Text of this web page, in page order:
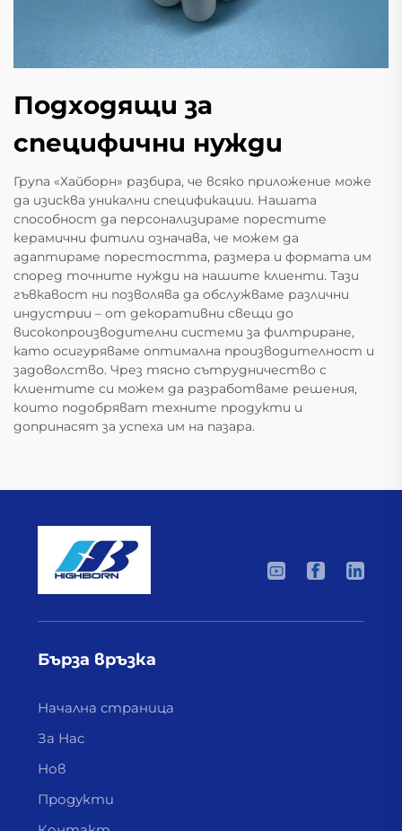
Подходящи за
специфични нужди
Група «Хайборн» разбира, че всяко приложение може
да изисква уникални спецификации. Нашата
способност да персонализираме порестите
керамични фитили означава, че можем да
адаптираме порестостта, размера и формата им
според точните нужди на нашите клиенти. Тази
гъвкавост ни позволява да обслужваме различни
индустрии – от декоративни свещи до
високопроизводителни системи за филтриране,
като осигуряваме оптимална производителност и
задоволство. Чрез тясно сътрудничество с
клиентите си можем да разработваме решения,
които подобряват техните продукти и
допринасят за успеха им на пазара.
Бърза връзка
Начална страница
За Нас
Нов
Продукти